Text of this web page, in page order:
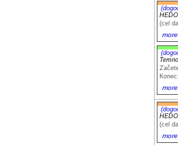
(cel
(cel